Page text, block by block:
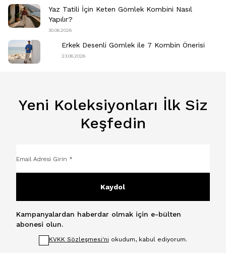
Yaz Tatili İçin Keten Gömlek Kombini Nasıl
Yapılır?
30.06.2026
Erkek Desenli Gömlek ile 7 Kombin Önerisi
23.06.2026
Yeni Koleksiyonları İlk Siz
Keşfedin
Kaydol
Kampanyalardan haberdar olmak için e-bülten
abonesi olun.
KVKK Sözleşmesi'ni okudum, kabul ediyorum.